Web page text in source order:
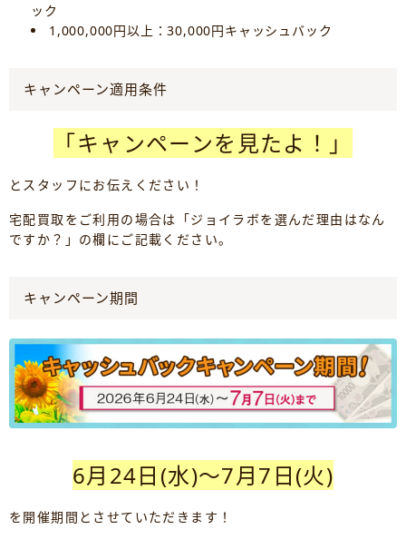
ック
1,000,000円以上：30,000円キャッシュバック
キャンペーン適用条件
「キャンペーンを見たよ！」
とスタッフにお伝えください！
宅配買取をご利用の場合は「ジョイラボを選んだ理由はなん
ですか？」の欄にご記載ください。
キャンペーン期間
6月24日(水)～7月7日(火)
を開催期間とさせていただきます！